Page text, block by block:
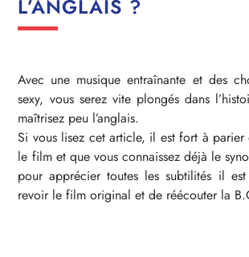
L’ANGLAIS ?
Avec une musique entraînante et des
sexy, vous serez vite plongés dans
maîtrisez peu l’anglais.
Si vous lisez cet article, il est fort à parier
le film et que vous connaissez déjà le
pour apprécier toutes les subtilités il
revoir le film original et de réécouter la